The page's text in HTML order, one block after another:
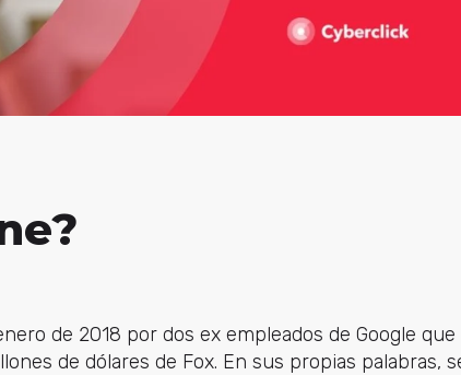
de 2018 por dos ex empleados de Google que
de dólares de Fox. En sus propias palabras,